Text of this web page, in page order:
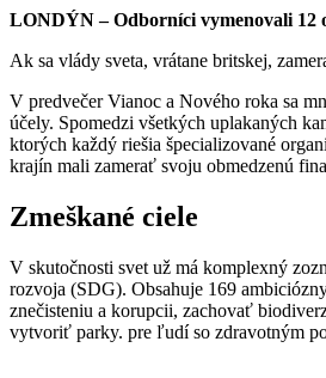
LONDÝN – Odborníci vymenovali 12
Ak sa vlády sveta, vrátane britskej,
V predvečer Vianoc a Nového roka sa
účely. Spomedzi všetkých uplakaných
ktorých každý riešia špecializované
krajín mali zamerať svoju obmedzenú
Zmeškané ciele
V skutočnosti svet už má komplexný
rozvoja (SDG). Obsahuje 169
znečisteniu a korupcii, zachovať
vytvoriť parky. pre ľudí so zdravotným